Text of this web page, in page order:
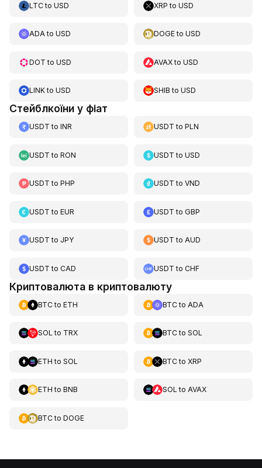
LTCto USD XRP toUSD
ADAto USD DOGEtoUSD
DOT to USD AVAXtoUSD
LINKto USD SHIB toUSD
Стейблкоїни у фіат
USDT to INR USDT toPLN
USDT to RON USDT toUSD
USDT to PHP USDT toVND
USDT to EUR USDT toGBP
USDT to JPY USDT toAUD
USDT to CAD USDT toCHF
Криптовалюта в криптовалюту
BTCto ETH BTCto ADA
SOL to TRX BTCto SOL
ETH to SOL BTCto XRP
ETH to BNB SOL to AVAX
BTCto DOGE